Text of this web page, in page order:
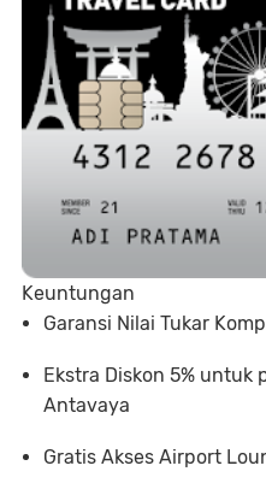
Keuntungan
Garansi Nilai Tukar
Ekstra Diskon 5% untuk
Antavaya
Gratis Akses Airport